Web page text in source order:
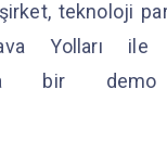
teknoloji
Yolları ile
bir